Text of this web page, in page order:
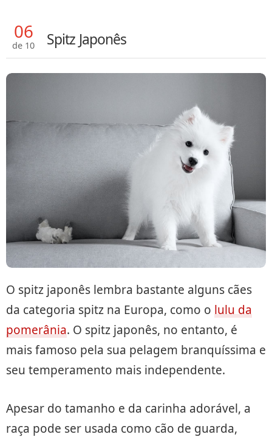
06
de 10 Spitz Japonês
O spitz japonês lembra bastante alguns cães
da categoria spitz na Europa, como o lulu da
pomerânia. O spitz japonês, no entanto, é
mais famoso pela sua pelagem branquíssima e
seu temperamento mais independente.
Apesar do tamanho e da carinha adorável, a
raça pode ser usada como cão de guarda,